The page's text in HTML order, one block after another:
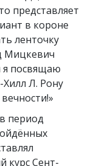
представляет
в короне
ленточку
Мицкевич
я посвящаю
Л. Рону
период
курс Сент-